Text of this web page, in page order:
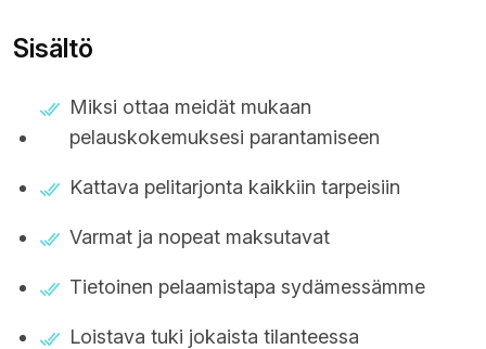
Sisältö
Miksi ottaa meidät mukaan
pelauskokemuksesi parantamiseen
Kattava pelitarjonta kaikkiin tarpeisiin
Varmat ja nopeat maksutavat
Tietoinen pelaamistapa sydämessämme
Loistava tuki jokaista tilanteessa